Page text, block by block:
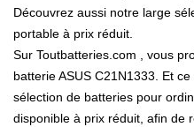
Découvrez aussi notre large
portable à prix réduit.
Sur Toutbatteries.com , vous
batterie ASUS C21N1333. Et
sélection de batteries pour
disponible à prix réduit, afin de